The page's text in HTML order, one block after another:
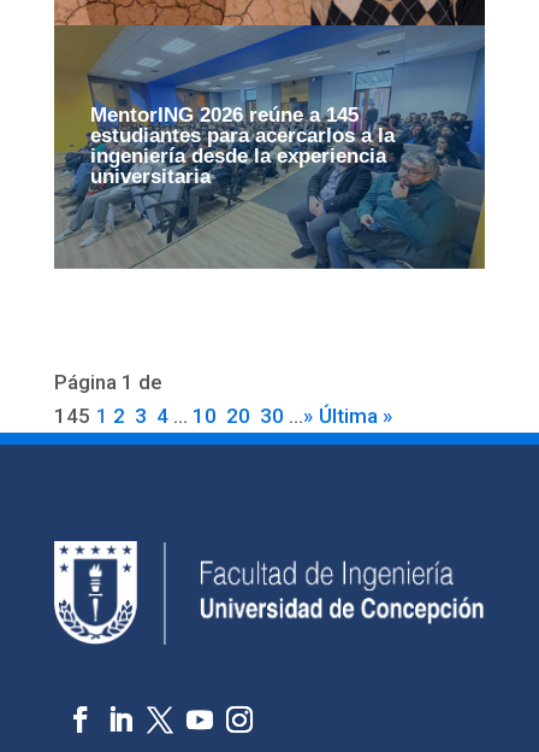
MentorING 2026 reúne a 145
estudiantes para acercarlos a la
ingeniería desde la experiencia
universitaria
Página 1 de
145 1 2 3 4 ... 10 20 30 ...» Última »